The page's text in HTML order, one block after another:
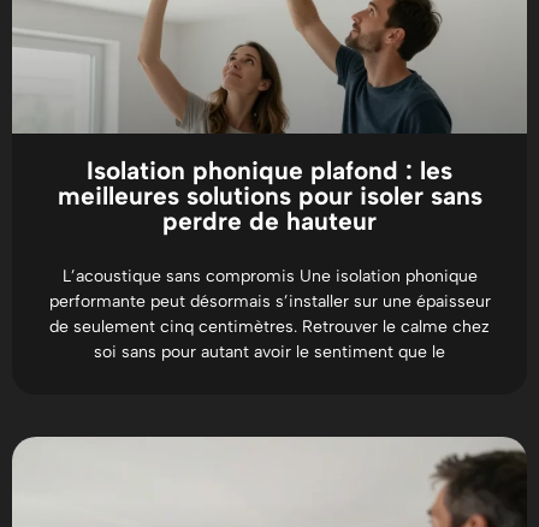
Isolation phonique plafond : les
meilleures solutions pour isoler sans
perdre de hauteur
L’acoustique sans compromis Une isolation phonique
performante peut désormais s’installer sur une épaisseur
de seulement cinq centimètres. Retrouver le calme chez
soi sans pour autant avoir le sentiment que le